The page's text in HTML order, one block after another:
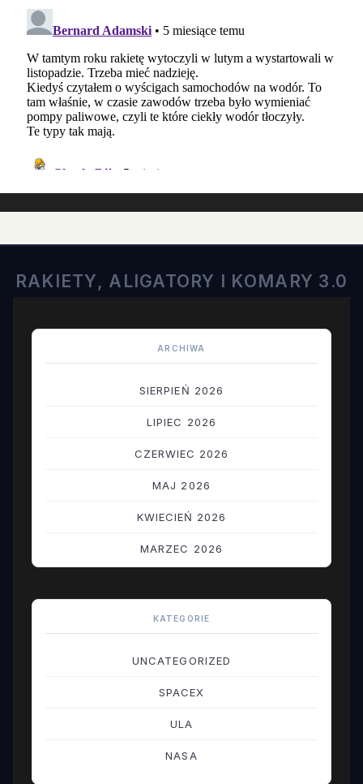
RAKIETY, ALIGATORY I KOMARY 3.0
ARCHIWA
SIERPIEŃ 2026
LIPIEC 2026
CZERWIEC 2026
MAJ 2026
KWIECIEŃ 2026
MARZEC 2026
KATEGORIE
UNCATEGORIZED
SPACEX
ULA
NASA